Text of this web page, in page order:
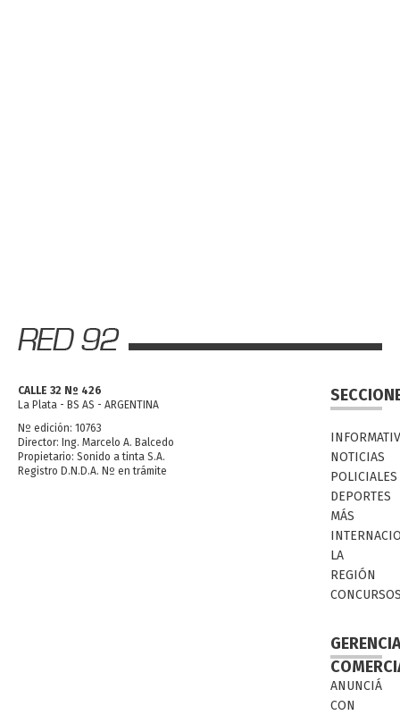
CALLE 32 Nº 426
La Plata - BS AS - ARGENTINA
Nº edición: 10763
Director: Ing. Marcelo A. Balcedo
Propietario: Sonido a tinta S.A.
Registro D.N.D.A. Nº en trámite
NOTICIAS
POLICIALES
DEPORTES
MÁS
LA
REGIÓN
ANUNCIÁ
CON